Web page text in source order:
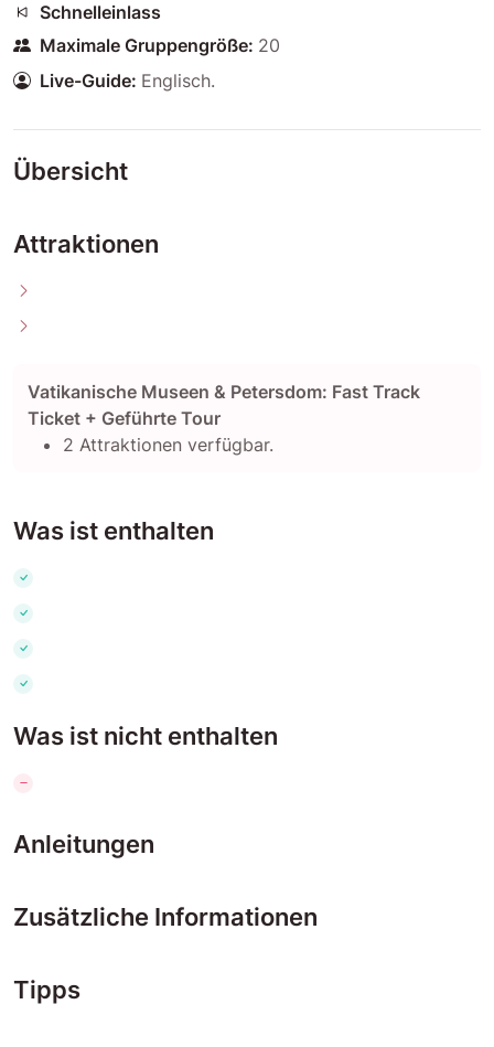
Schnelleinlass
Maximale Gruppengröße: 20
Live-Guide: Englisch.
Übersicht
Attraktionen
Vatikanische Museen & Petersdom: Fast Track
Ticket + Geführte Tour
2 Attraktionen verfügbar.
Was ist enthalten
Was ist nicht enthalten
Anleitungen
Zusätzliche Informationen
Tipps